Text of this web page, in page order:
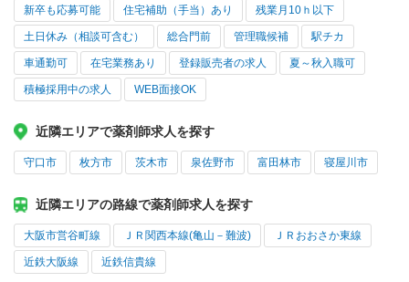
新卒も応募可能 住宅補助（手当）あり 残業月10ｈ以下
土日休み（相談可含む） 総合門前 管理職候補 駅チカ
車通勤可 在宅業務あり 登録販売者の求人 夏～秋入職可
積極採用中の求人 WEB面接OK
近隣エリアで薬剤師求人を探す
守口市 枚方市 茨木市 泉佐野市 富田林市 寝屋川市
近隣エリアの路線で薬剤師求人を探す
大阪市営谷町線 ＪＲ関西本線(亀山－難波) ＪＲおおさか東線
近鉄大阪線 近鉄信貴線